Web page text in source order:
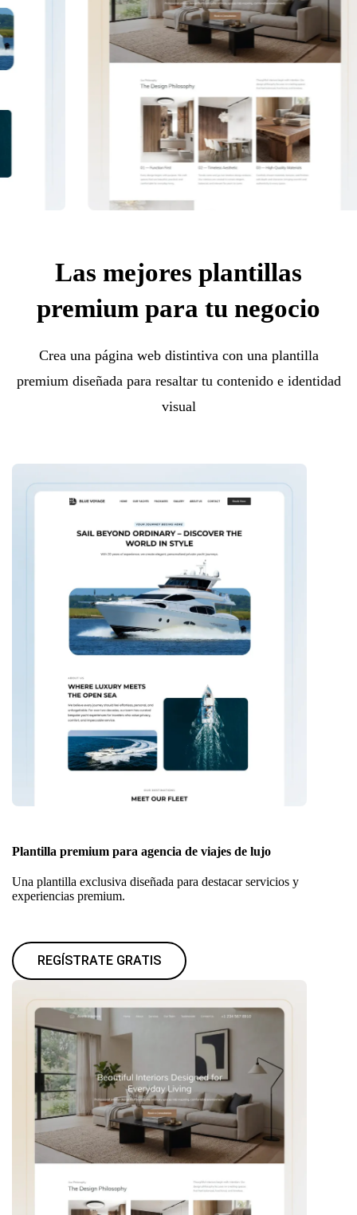
Las mejores plantillas
premium para tu negocio
Crea una página web distintiva con una plantilla
premium diseñada para resaltar tu contenido e identidad
visual
Plantilla premium para agencia de viajes de lujo
Una plantilla exclusiva diseñada para destacar servicios y
experiencias premium.
REGÍSTRATE GRATIS